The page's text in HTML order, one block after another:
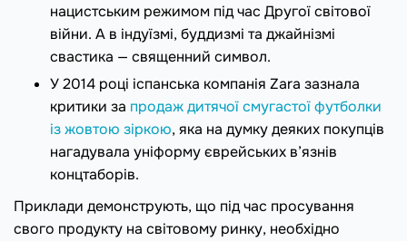
нацистським режимом під час Другої світової
війни. А в індуїзмі, буддизмі та джайнізмі
свастика — священний символ.
У 2014 році іспанська компанія Zara зазнала
критики за продаж дитячої смугастої футболки
із жовтою зіркою, яка на думку деяких покупців
нагадувала уніформу єврейських в’язнів
концтаборів.
Приклади демонструють, що під час просування
свого продукту на світовому ринку, необхідно